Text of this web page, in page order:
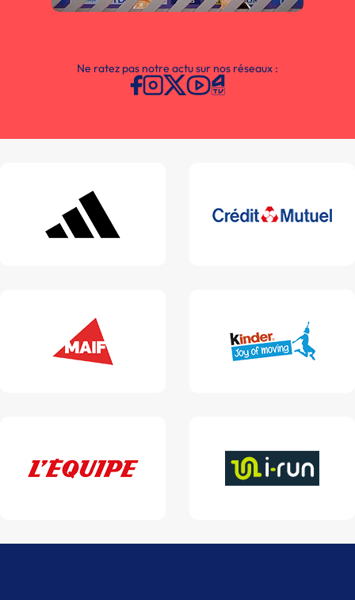
Ne ratez pas notre actu sur nos réseaux :